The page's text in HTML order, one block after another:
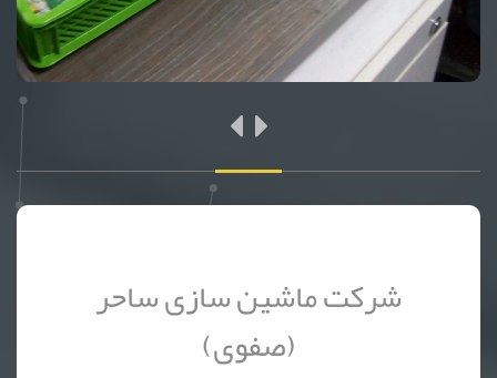
شرکت ماشین سازی ساحر
(صفوی)